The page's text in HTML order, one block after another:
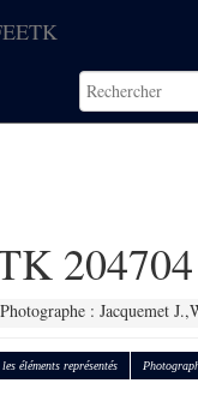
204704
Photographe : Jacquemet
éléments représentés